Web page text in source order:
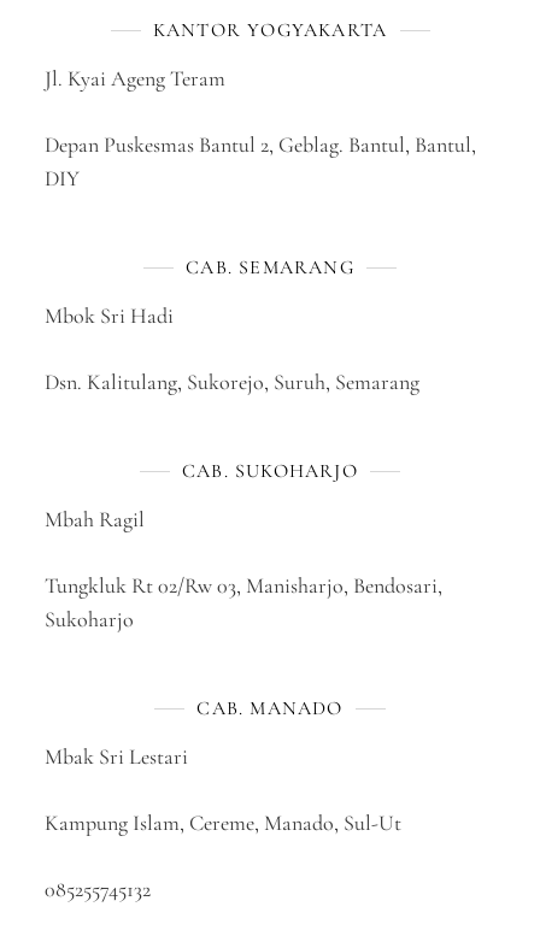
KANTOR YOGYAKARTA
Jl. Kyai Ageng Teram
Depan Puskesmas Bantul 2, Geblag. Bantul, Bantul,
DIY
CAB. SEMARANG
Mbok Sri Hadi
Dsn. Kalitulang, Sukorejo, Suruh, Semarang
CAB. SUKOHARJO
Mbah Ragil
Tungkluk Rt 02/Rw 03, Manisharjo, Bendosari,
Sukoharjo
CAB. MANADO
Mbak Sri Lestari
Kampung Islam, Cereme, Manado, Sul-Ut
085255745132